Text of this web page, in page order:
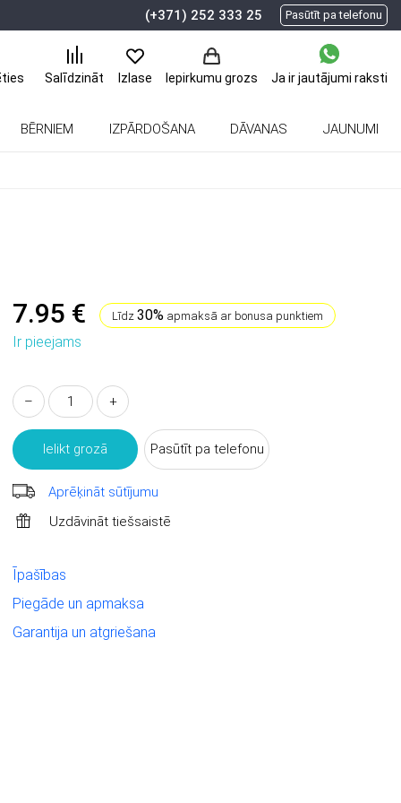
(+371) 252 333 25 Pasūtīt pa telefonu
Salīdzināt Izlase Iepirkumu grozs Ja ir jautājumi raksti
BĒRNIEM IZPĀRDOŠANA DĀVANAS JAUNUMI
7.95 € Līdz30% apmaksā ar bonusa punktiem
Ir pieejams
– +
Ielikt grozā Pasūtīt pa telefonu
Aprēķināt sūtījumu
Uzdāvināt tiešsaistē
Īpašības
Piegāde un apmaksa
Garantija un atgriešana